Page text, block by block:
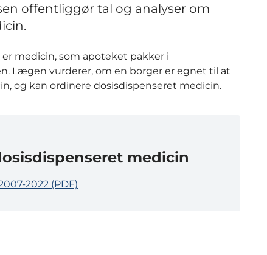
offentliggør tal og analyser om
medicin, som apoteket pakker i
Lægen vurderer, om en borger er egnet til at
og kan ordinere dosisdispenseret medicin.
medicin
2022 (PDF)